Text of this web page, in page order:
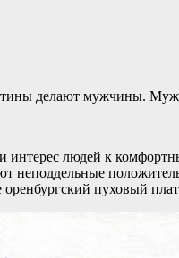
делают мужчины.
интерес людей к
неподдельные
пуховый